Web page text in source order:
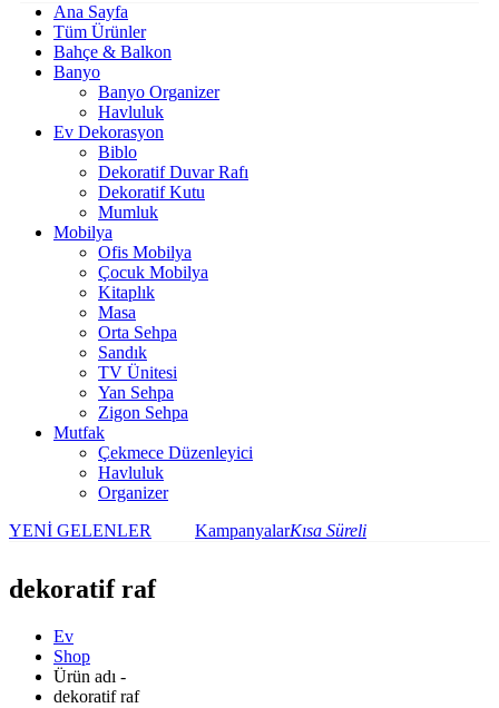
Ana Sayfa
Tüm Ürünler
Bahçe & Balkon
Banyo
Banyo Organizer
Havluluk
Ev Dekorasyon
Biblo
Dekoratif Duvar Rafı
Dekoratif Kutu
Mumluk
Mobilya
Ofis Mobilya
Çocuk Mobilya
Kitaplık
Masa
Orta Sehpa
Sandık
TV Ünitesi
Yan Sehpa
Zigon Sehpa
Mutfak
Çekmece Düzenleyici
Havluluk
Organizer
YENİ GELENLER
KampanyalarKısa Süreli
dekoratif raf
Ev
Shop
Ürün adı -
dekoratif raf